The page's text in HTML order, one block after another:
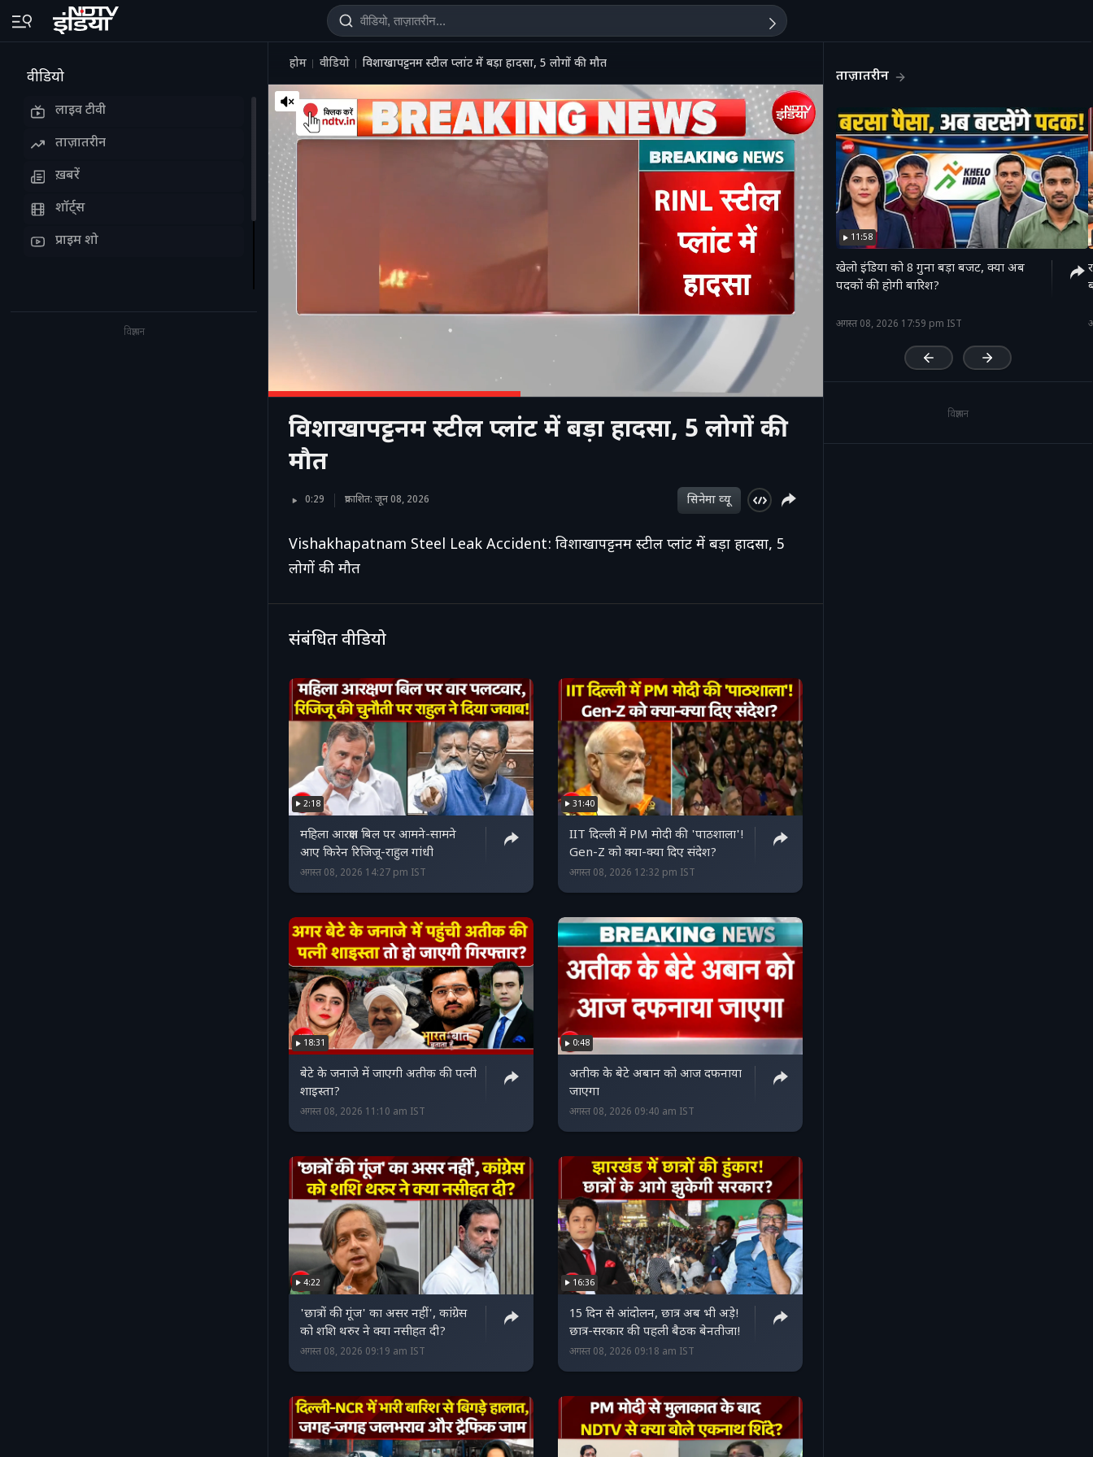
वीडियो
लाइव टीवी
ताज़ातरीन
ख़बरें
शॉर्ट्स
प्राइम शो
विज्ञापन
होम वीडियो विशाखापट्टनम स्टील प्लांट में बड़ा हादसा, 5 लोगों की मौत
विशाखापट्टनम स्टील प्लांट में बड़ा हादसा, 5 लोगों की
मौत
0:29 प्रकाशित: जून 08, 2026 सिनेमा व्‍यू
Vishakhapatnam Steel Leak Accident: विशाखापट्टनम स्टील प्लांट में बड़ा हादसा, 5
लोगों की मौत
संबंधित वीडियो
2:18
महिला आरक्षण बिल पर आमने-सामने
आए किरेन रिजिजू-राहुल गांधी
अगस्त 08, 2026 14:27 pm IST
31:40
IIT दिल्ली में PM मोदी की 'पाठशाला'!
Gen-Z को क्या-क्या दिए संदेश?
अगस्त 08, 2026 12:32 pm IST
18:31
बेटे के जनाजे में जाएगी अतीक की पत्नी
शाइस्ता?
अगस्त 08, 2026 11:10 am IST
0:48
अतीक के बेटे अबान को आज दफनाया
जाएगा
अगस्त 08, 2026 09:40 am IST
4:22
'छात्रों की गूंज' का असर नहीं', कांग्रेस
को शशि थरुर ने क्या नसीहत दी?
अगस्त 08, 2026 09:19 am IST
16:36
15 दिन से आंदोलन, छात्र अब भी अड़े!
छात्र-सरकार की पहली बैठक बेनतीजा!
अगस्त 08, 2026 09:18 am IST
ताज़ातरीन
11:58
खेलो इंडिया को 8 गुना बड़ा बजट, क्या अब
पदकों की होगी बारिश?
अगस्त 08, 2026 17:59 pm IST
विज्ञापन